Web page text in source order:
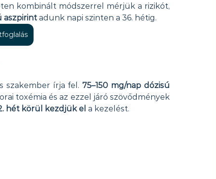
kombinált módszerrel mérjük a rizikót,
aszpirint adunk napi szinten a 36. hétig.
szakember írja fel. 75–150 mg/nap dózisú
toxémia és az ezzel járó szövődmények
hét körül kezdjük el a kezelést.